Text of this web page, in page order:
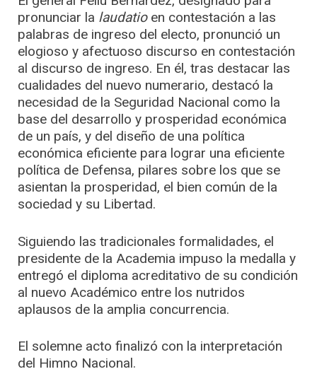
pronunciar la laudatioen contestación a las
palabras de ingreso del electo, pronunció un
elogioso y afectuoso discurso en contestación
al discurso de ingreso. En él, tras destacar las
cualidades del nuevo numerario, destacó la
necesidad de la Seguridad Nacional como la
base del desarrollo y prosperidad económica
de un país, y del diseño de una política
económica eficiente para lograr una eficiente
política de Defensa, pilares sobre los que se
asientan la prosperidad, el bien común de la
sociedad y su Libertad.
Siguiendo las tradicionales formalidades, el
presidente de la Academia impuso la medalla y
entregó el diploma acreditativo de su condición
al nuevo Académico entre los nutridos
aplausos de la amplia concurrencia.
El solemne acto finalizó con la interpretación
del Himno Nacional.